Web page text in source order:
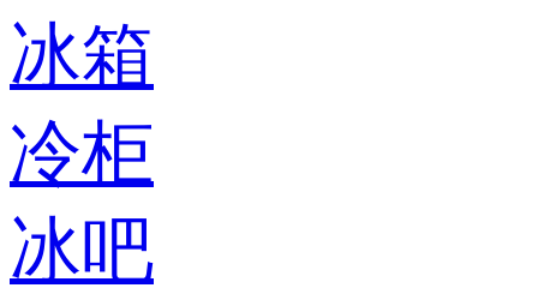
冰箱
冷柜
冰吧